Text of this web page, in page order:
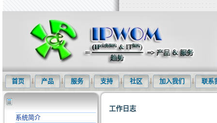
首页 产品 服务 支持 社区 加入我们 联系
系统简介
工作日志